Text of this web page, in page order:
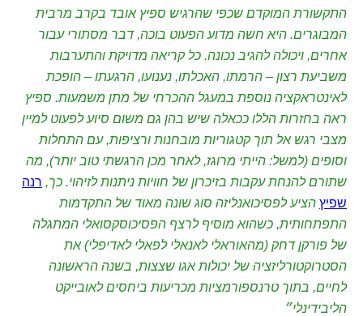
התקשורת המוקדם שכפי שהרגיש ספיץ אובד בקרב מרבית
המבוגרים. היא חשה מדוע הפעוט בוכה, דבר מסתורי עבור
אחרים, ויכולה להגיב נכונה. כל קריאה מדויקת והתערבות
משביעת רצון – הרמתו, האכלתו, נענועו, הרגעתו – הופכת
לאינטראקציה נוספת במעגל ההכרחי של מתן משמעות. ספיץ
ראה בחזרות הללו ככאלה שיש בהן גם משום סיוע לפעוט למיין
מצבי רגש אל תוך קטגוריות מובחנות ורציפות, עם התחלות
וסופים (למשל: הייתי מרוגז, לאחר מכן הרגשתי טוב יותר), מה
שתורם להנחת עקבות בזיכרון של חוויות ניתנות לזיהוי. כך, רנה
שפיץ הציע לפסיכואנליזה סוג שונה מאוד של התקדמות
התפתחותית, כשהוא מוסיף לרצף הפסיכוסקסואלי המתגלה
של פורקן דחק (מהאוראלי לאנאלי לפאלי לאדיפלי) את
הסטרוקטורליזציה של יכולות אגו שצצות, בשנה הראשונה
לחיים, בתוך טרנספורמציות מכריעות ביחסים לאובייקט
הליבידינלי״